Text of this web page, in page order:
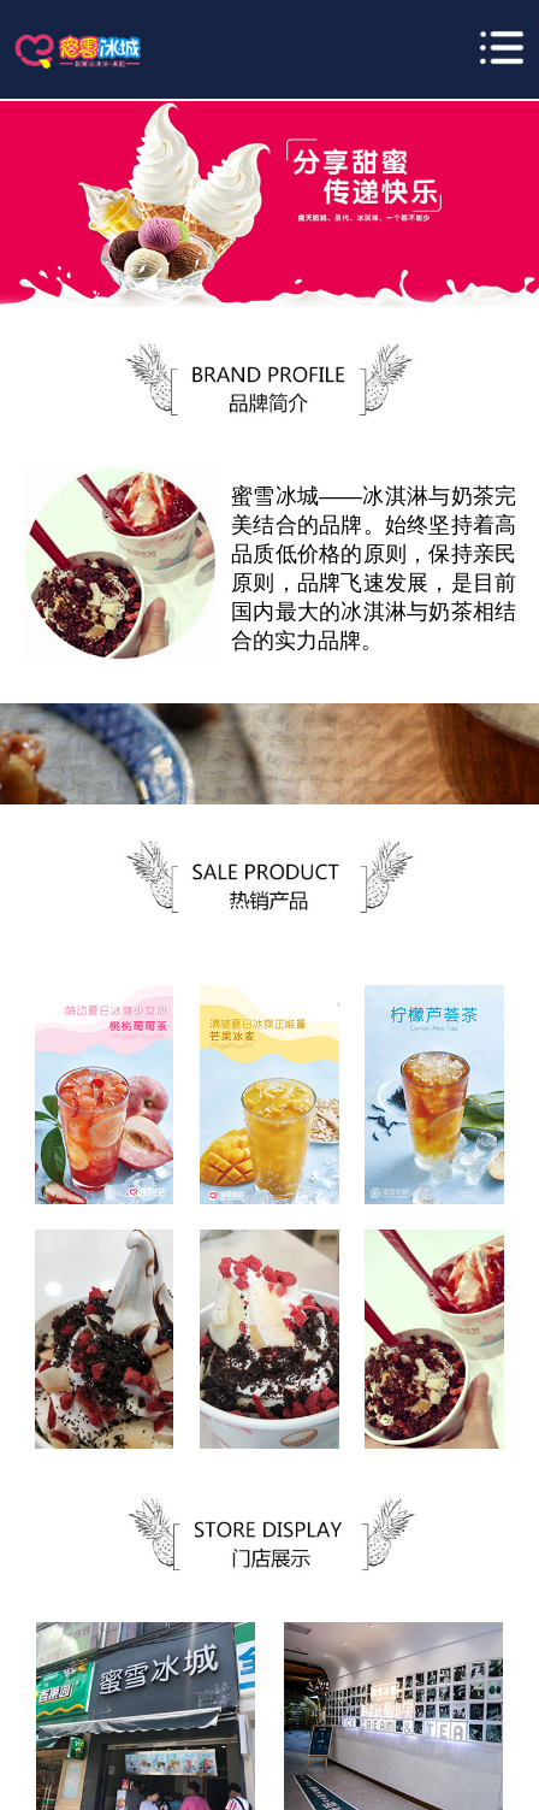
蜜雪冰城——冰淇淋与奶茶完
美结合的品牌。始终坚持着高
品质低价格的原则，保持亲民
原则，品牌飞速发展，是目前
国内最大的冰淇淋与奶茶相结
合的实力品牌。